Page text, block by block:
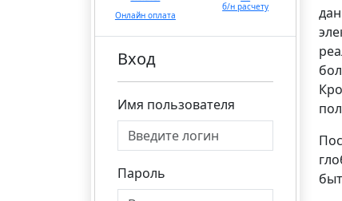
Онлайн оплата
б/н расчету
Вход
Имя пользователя
Пароль